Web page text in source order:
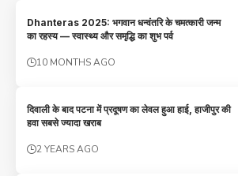
Dhanteras 2025: भगवान धन्वंतरि के चमत्कारी जन्म
का रहस्य — स्वास्थ्य और समृद्धि का शुभ पर्व
10 MONTHS AGO
दिवाली के बाद पटना में प्रदूषण का लेवल हुआ हाई, हाजीपुर की
हवा सबसे ज्यादा खराब
2 YEARS AGO